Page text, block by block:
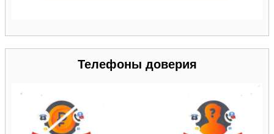
Телефоны доверия